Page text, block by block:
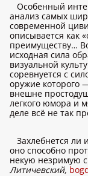
Особенный
анализ самых
современной
описывается как
преимуществу…
исходная сила
визуальной
соревнуется с
оружие которого
внешне
легкого юмора и
деле всё не так
Захлебнется ли
оно способно
некую незримую
Литичевский,